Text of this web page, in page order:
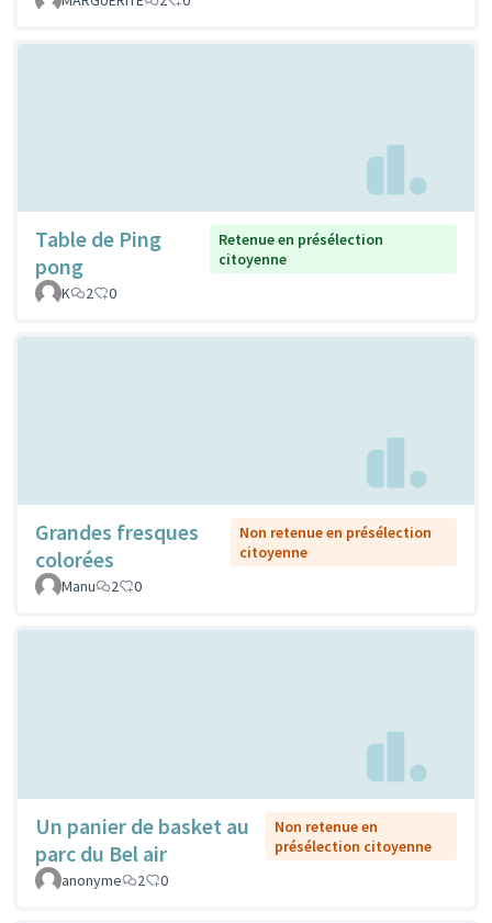
Table de Ping
pong
Retenue en présélection
citoyenne
K
2 0
Grandes fresques
colorées
Non retenue en présélection
citoyenne
Manu
2 0
Un panier de basket au
parc du Bel air
Non retenue en
présélection citoyenne
anonyme
2 0